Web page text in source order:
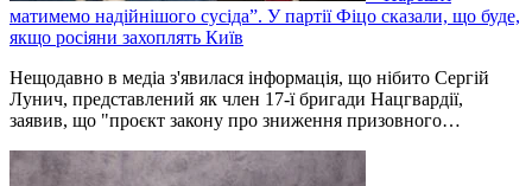
матимемо надійнішого сусіда”. У партії Фіцо сказали, що буде,
якщо росіяни захоплять Київ
Нещодавно в медіа з'явилася інформація, що нібито Сергій
Лунич, представлений як член 17-ї бригади Нацгвардії,
заявив, що "проєкт закону про зниження призовного…